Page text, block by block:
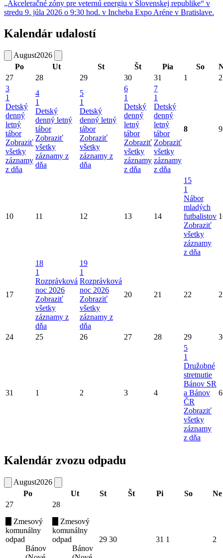
„Akceleračné zóny pre veternú energiu v Slovenskej republike“ v
stredu 9. júla 2026 o 9:30 hod. v Incheba Expo Aréne v Bratislave.
Kalendár udalostí
August2026
Po
Ut St Št Pia So
27
28 29 30 31 1
2
3
1
Detský
denný
letný
tábor
Zobraziť
všetky
záznamy
z dňa
4
1
Detský
denný letný
tábor
Zobraziť
všetky
záznamy z
dňa
5
1
Detský
denný letný
tábor
Zobraziť
všetky
záznamy z
dňa
6
1
Detský
denný
letný
tábor
Zobraziť
všetky
záznamy
z dňa
7
1
Detský
denný
letný
tábor
Zobraziť
všetky
záznamy
z dňa
8 9
10 11 12 13 14
15
1
Nábor
mladých
futbalistov
Zobraziť
všetky
záznamy
z dňa
17
18
1
Rozprávková
noc 2026
Zobraziť
všetky
záznamy z
dňa
19
1
Rozprávková
noc 2026
Zobraziť
všetky
záznamy z
dňa
20 21 22
24 25 26 27 28 29
31 1 2 3 4
5
1
Družobné
stretnutie
Bánov SR
a Bánov
ČR
Zobraziť
všetky
záznamy
z dňa
6
Kalendár zvozu odpadu
August2026
Po
Ut St Št Pi So
Ne
27
Zmesový
komunálny
odpad
Bánov
28
Zmesový
komunálny
odpad
Bánov
29 30 31 1 2